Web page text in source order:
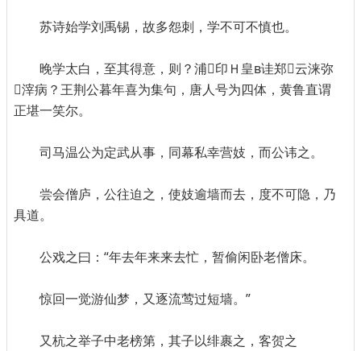
苏诗始学刘禹锡，故多怨刺，学不可不慎也。
晚学太白，至其得意，则？浦印Ｈ皇в诖郑云涞弥
滓病？王荆公暮年喜为集句，唐人号为四体，黄鲁直谓
正堪一笑尔。
司马温公为定武从事，同幕私幸营妓，而公讳之。
尝会僧庐，公往迫之，使妓逾墙而去，度不可隐，乃
具道。
公戏之曰：“年去年来来去忙，暂偷闲卧老僧床。
惊回一觉游仙梦，又逐流莺过短墙。”
又杭之举子中老榜第，其子以绯裹之，客贺之